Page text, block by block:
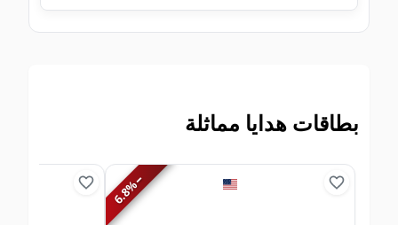
بطاقات هدايا مماثلة
−
6.8%